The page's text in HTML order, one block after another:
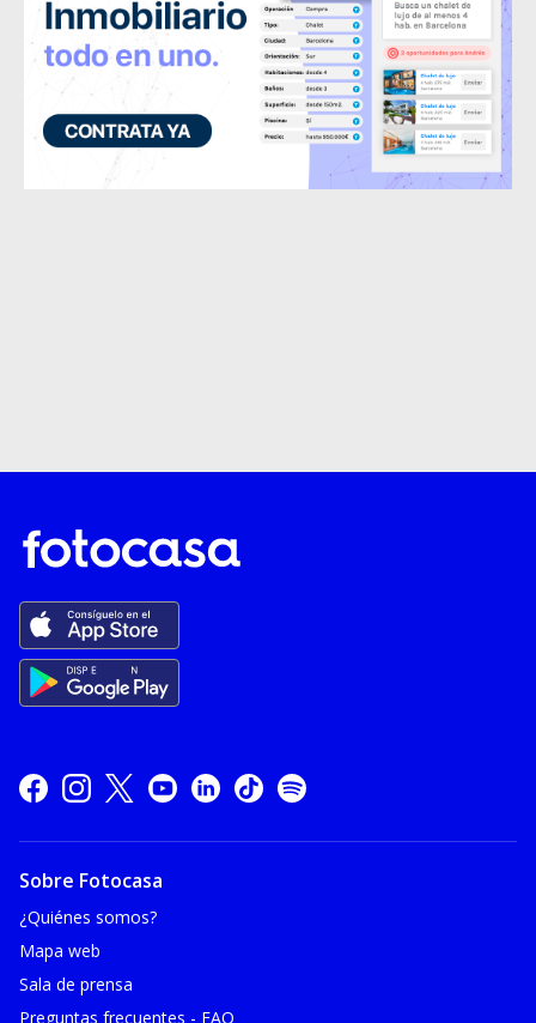
Sobre Fotocasa
¿Quiénes somos?
Mapa web
Sala de prensa
Preguntas frecuentes - FAQ